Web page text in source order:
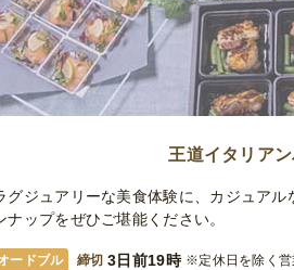
王道イタリア
グジュアリーな美食体験に、カジュア
ナップをぜひご堪能ください。
ードブル 締切 3日前19時 ※定休日を除く営